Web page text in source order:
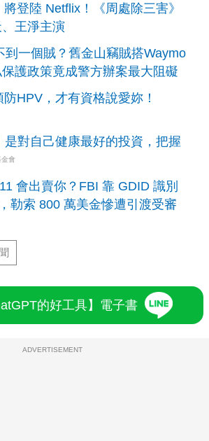
將登陸 Netflix！《周處除三害》
王淨主演
到一個賊？舊金山竊賊搭Waymo
護政策竟成警方辦案最大阻礙
HPV，才有資格說愛妳！
是對自己健康最好的投資，把握
會
會出賣你？FBI 靠 GDID 識別
勒索 800 萬美金慘遭引渡受審
的好工具】電子書
ADVERTISEMENT